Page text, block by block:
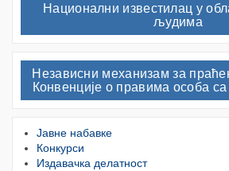
Национални известилац у
људима
Независни механизам за
Конвенције о правима особа
Јавне набавке
Конкурси
Издавачка делатност